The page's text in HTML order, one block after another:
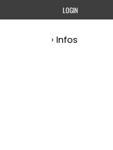
LOGIN
Infos